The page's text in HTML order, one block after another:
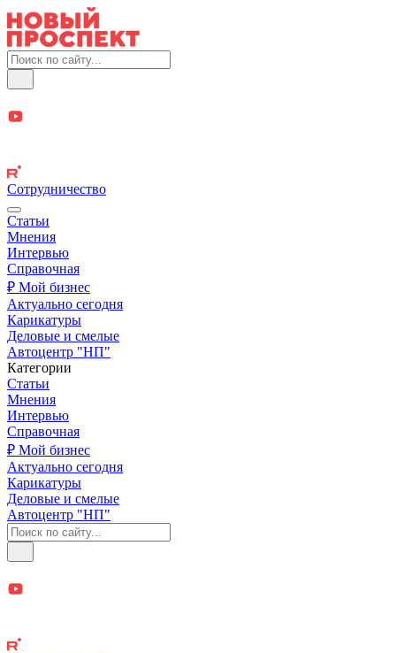
Сотрудничество
Статьи
Мнения
Интервью
Справочная
₽ Мой бизнес
Актуально сегодня
Карикатуры
Деловые и смелые
Автоцентр "НП"
Категории
Статьи
Мнения
Интервью
Справочная
₽ Мой бизнес
Актуально сегодня
Карикатуры
Деловые и смелые
Автоцентр "НП"